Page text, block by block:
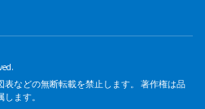
などの無断転載を禁止します。 著作権は品
ます。